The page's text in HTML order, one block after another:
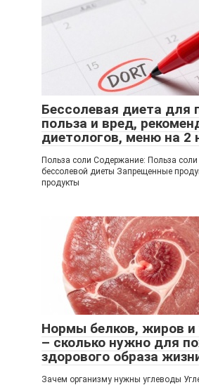
Бессолевая диета для
польза и вред,
диетологов, меню на 2
Польза соли Содержание: Польза соли
бессолевой диеты Запрещенные
продукты
Нормы белков, жиров и
– сколько нужно для
здорового образа
Зачем организму нужны углеводы